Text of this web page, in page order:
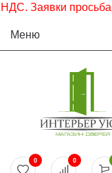
Заявки просьба
Меню
0 0